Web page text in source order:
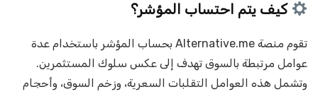
كيف يتم احتساب المؤشر؟
تقوم منصة Alternative.me بحساب المؤشر باستخدام عدة
عوامل مرتبطة بالسوق تهدف إلى عكس سلوك المستثمرين.
وتشمل هذه العوامل التقلبات السعرية، وزخم السوق، وأحجام